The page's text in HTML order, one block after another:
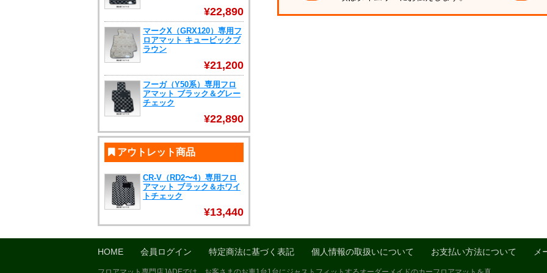
¥22,890
マークX（GRX120）専用フ
ロアマット キュービックブ
ラウン
¥21,200
フーガ（Y50系）専用フロ
アマット ブラック＆グレー
チェック
¥22,890
アウトレット商品
CR-V（RD2〜4）専用フロ
アマット ブラック＆ホワイ
トチェック
¥13,440
HOME 会員ログイン 特定商法に基づく表記 個人情報の取扱いについて お支払い方法について メ